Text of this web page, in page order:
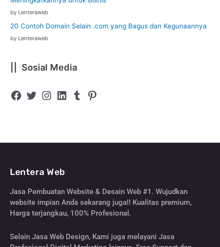
by Lenteraweb
20 Contoh Domain Selain .com yang Bagus dan Kegunaannya
by Lenteraweb
|| Sosial Media
Lentera Web
Jasa Pembuatan Website & Desain Web #1. Wujudkan
website impian Anda sekarang juga!! Kualitas premium,
Harga terjangkau, 100% Profesional.
Selain Jasa Web Design, Kami juga melayani Jasa